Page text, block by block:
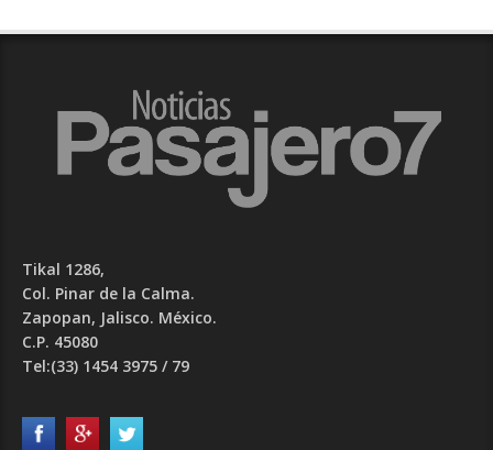
Tikal 1286,
Col. Pinar de la Calma.​
Zapopan, Jalisco. México.
C.P. 45080​
Tel:(33) 1454 3975 / 79